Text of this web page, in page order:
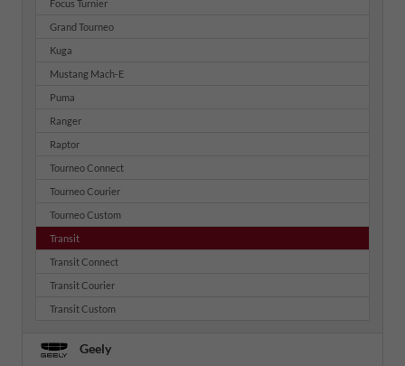
Focus Turnier
Grand Tourneo
Kuga
Mustang Mach-E
Puma
Ranger
Raptor
Tourneo Connect
Tourneo Courier
Tourneo Custom
Transit
Transit Connect
Transit Courier
Transit Custom
Geely